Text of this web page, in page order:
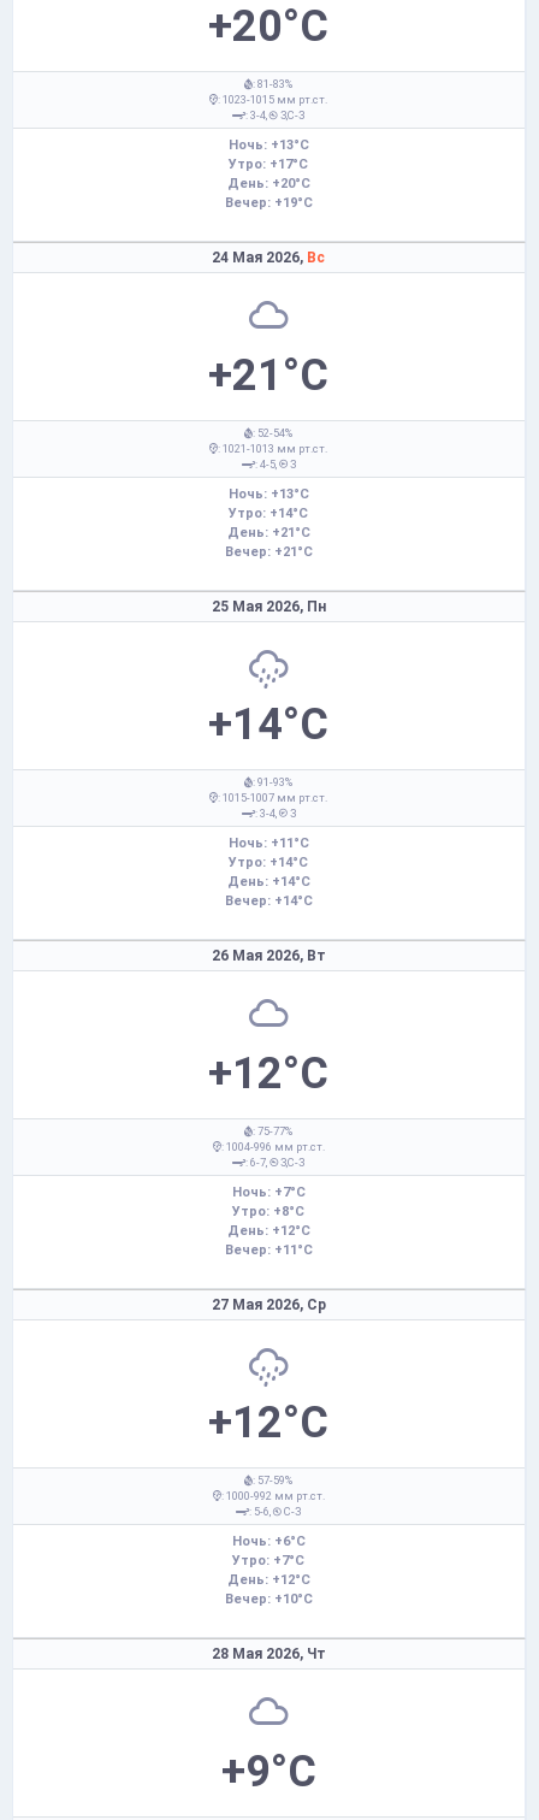
+20°C
: 81-83%
: 1023-1015 мм рт.ст.
: 3-4,
З,С-З
Ночь: +13°C
Утро: +17°C
День: +20°C
Вечер: +19°C
24 Мая 2026, Вс
+21°C
: 52-54%
: 1021-1013 мм рт.ст.
: 4-5,
З
Ночь: +13°C
Утро: +14°C
День: +21°C
Вечер: +21°C
25 Мая 2026, Пн
+14°C
: 91-93%
: 1015-1007 мм рт.ст.
: 3-4,
З
Ночь: +11°C
Утро: +14°C
День: +14°C
Вечер: +14°C
26 Мая 2026, Вт
+12°C
: 75-77%
: 1004-996 мм рт.ст.
: 6-7,
З,С-З
Ночь: +7°C
Утро: +8°C
День: +12°C
Вечер: +11°C
27 Мая 2026, Ср
+12°C
: 57-59%
: 1000-992 мм рт.ст.
: 5-6,
С-З
Ночь: +6°C
Утро: +7°C
День: +12°C
Вечер: +10°C
28 Мая 2026, Чт
+9°C